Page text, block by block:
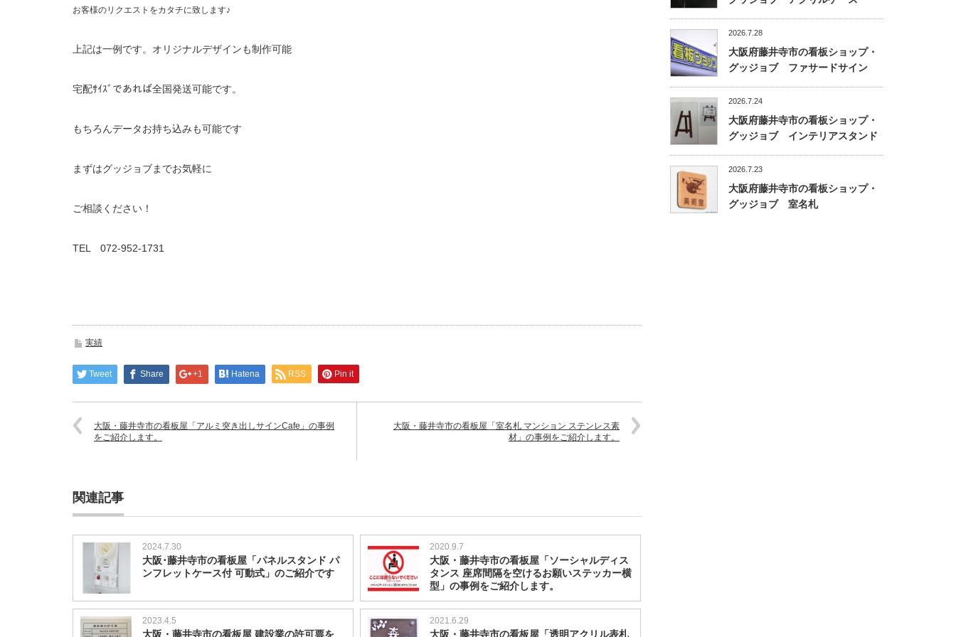
お客様のリクエストをカタチに致します♪
上記は一例です。オリジナルデザインも制作可能
宅配ｻｲｽﾞであれば全国発送可能です。
もちろんデータお持ち込みも可能です
まずはグッジョブまでお気軽に
ご相談ください！
TEL 072-952-1731
実績
Tweet Share +1 Hatena RSS Pin it
大阪・藤井寺市の看板屋「アルミ突き出しサインCafe」の事例
をご紹介します。
大阪・藤井寺市の看板屋「室名札 マンション ステンレス素
材」の事例をご紹介します。
関連記事
2024.7.30
大阪･藤井寺市の看板屋「パネルスタンド パ
ンフレットケース付 可動式」のご紹介です
2020.9.7
大阪・藤井寺市の看板屋「ソーシャルディス
タンス 座席間隔を空けるお願いステッカー横
型」の事例をご紹介します。
2023.4.5
大阪・藤井寺市の看板屋 建設業の許可票を
2021.6.29
大阪・藤井寺市の看板屋「透明アクリル表札
2026.7.28
大阪府藤井寺市の看板ショップ・
グッジョブ ファサードサイン
2026.7.24
大阪府藤井寺市の看板ショップ・
グッジョブ インテリアスタンド
2026.7.23
大阪府藤井寺市の看板ショップ・
グッジョブ 室名札